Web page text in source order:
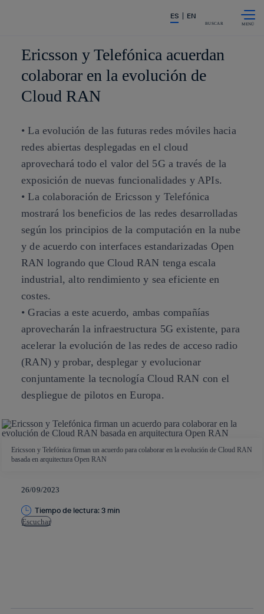
La acción en accionistas e
ES EN
BUSCAR
Ericsson y Telefónica acuerdan
colaborar en la evolución de
Cloud RAN
• La evolución de las futuras redes móviles hacia
redes abiertas desplegadas en el cloud
aprovechará todo el valor del 5G a través de la
exposición de nuevas funcionalidades y APIs.
• La colaboración de Ericsson y Telefónica
mostrará los beneficios de las redes desarrolladas
según los principios de la computación en la nube
y de acuerdo con interfaces estandarizadas Open
RAN logrando que Cloud RAN tenga escala
industrial, alto rendimiento y sea eficiente en
costes.
• Gracias a este acuerdo, ambas compañías
aprovecharán la infraestructura 5G existente, para
acelerar la evolución de las redes de acceso radio
(RAN) y probar, desplegar y evolucionar
conjuntamente la tecnología Cloud RAN con el
despliegue de pilotos en Europa.
Ericsson y Telefónica firman un acuerdo para colaborar en la evolución de Cloud RAN
basada en arquitectura Open RAN
26/09/2023
Tiempo de lectura: 3 min
Escuchar